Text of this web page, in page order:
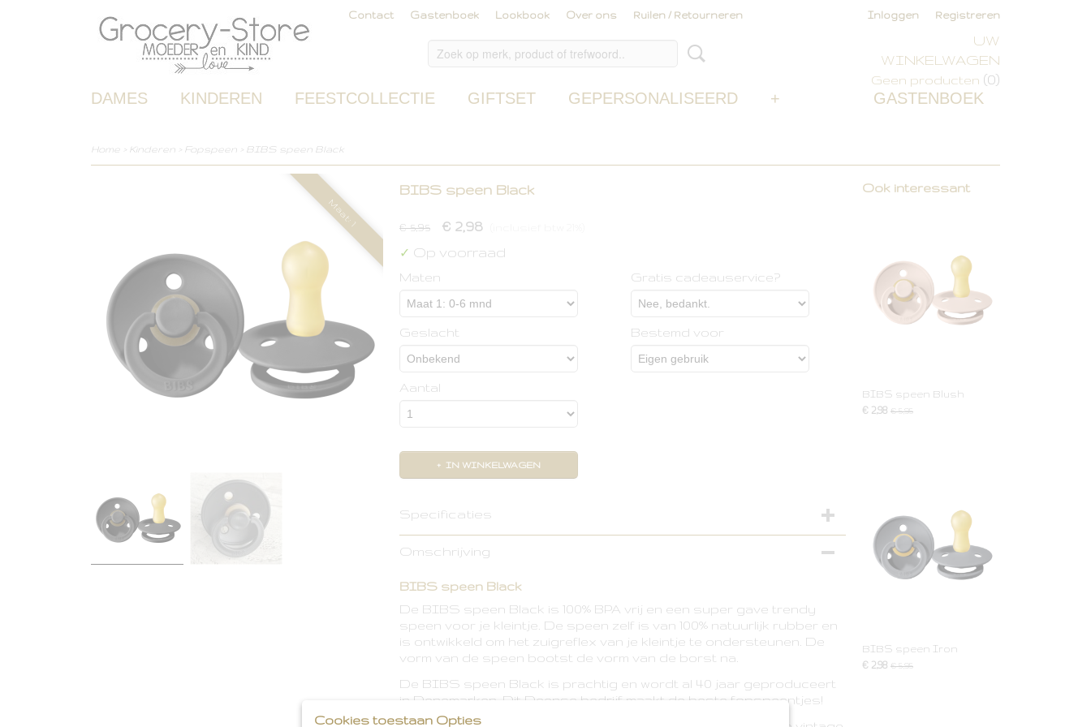
Contact Gastenboek Lookbook Over ons Ruilen / Retourneren Inloggen Registreren
UW
WINKELWAGEN
Geen producten (0)
GASTENBOEK
DAMES KINDEREN FEESTCOLLECTIE GIFTSET GEPERSONALISEERD +
Home > Kinderen > Fopspeen > BIBS speen Black
Maat: 1
BIBS speen Black
€ 5,95 € 2,98
✓ Op voorraad
Maten Gratis cadeauservice?
Geslacht Bestemd voor
Aantal
IN WINKELWAGEN
Specificaties
Omschrijving
BIBS speen Black
De BIBS speen Black is 100% BPA vrij en een super gave trendy
speen voor je kleintje. De speen zelf is van 100% natuurlijk rubber en
is ontwikkeld om het zuigreflex van je kleintje te ondersteunen. De
vorm van de speen bootst de vorm van de borst na.
De BIBS speen Black is prachtig en wordt al 40 jaar geproduceert
in Denemarken. Dit Deense bedrijf maakt de beste fopspeentjes!
Ook interessant
BIBS speen Blush
€ 2,98 € 5,95
BIBS speen Iron
€ 2,98 € 5,95
Cookies toestaan Opties